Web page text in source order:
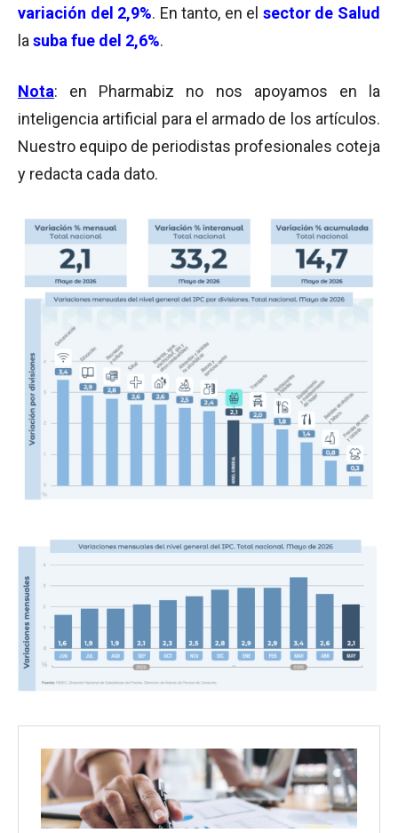
variación del 2,9%. En tanto, en el sector de Salud
la suba fue del 2,6%.
Nota: en Pharmabiz no nos apoyamos en la
inteligencia artificial para el armado de los artículos.
Nuestro equipo de periodistas profesionales coteja
y redacta cada dato.